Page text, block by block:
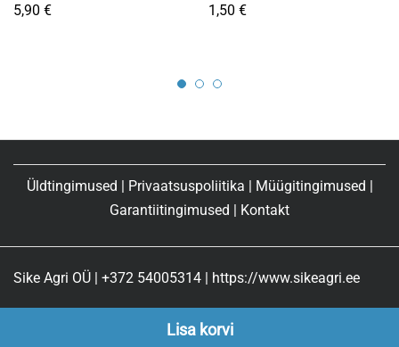
Lisa korvi
5,90 € 1,50 €
Üldtingimused | Privaatsuspoliitika | Müügitingimused |
Garantiitingimused | Kontakt
Sike Agri OÜ | +372 54005314 | https://www.sikeagri.ee